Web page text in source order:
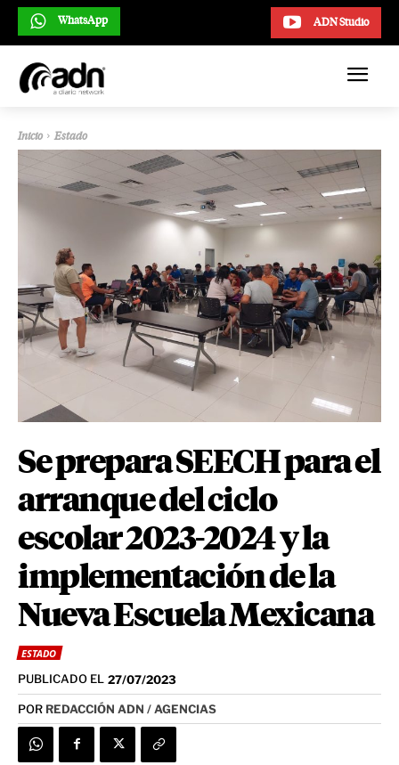
ADN Studio
WhatsApp
Inicio Estado
Se prepara SEECH para el
arranque del ciclo
escolar 2023-2024 y la
implementación de la
Nueva Escuela Mexicana
ESTADO
PUBLICADO EL 27/07/2023
POR REDACCIÓN ADN / AGENCIAS